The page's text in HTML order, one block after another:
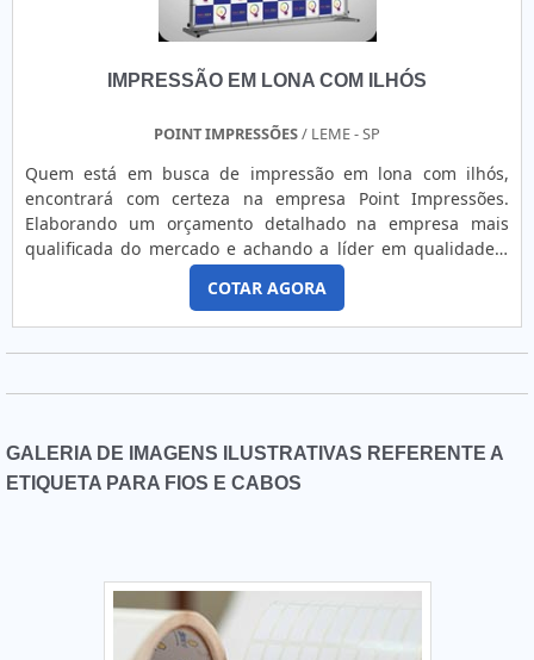
IMPRESSÃO EM LONA COM ILHÓS
POINT IMPRESSÕES/ LEME - SP
Quem está em busca de impressão em lona com ilhós,
encontrará com certeza na empresa Point Impressões.
Elaborando um orçamento detalhado na empresa mais
qualificada do mercado e achando a líder em qualidade.É
importante lembrar que o produto deve ser adquirido com
empresas especializadas. Esse tipo de cuidado ajuda a
garantir a qualidade e assertividade do serviço, além de
evitar prejuízos com imprevistos e execuções mal
desnecessários.UM POUCO MAIS SOBRE IMPRESSÃO EM
com ilhós em uma empresa comprometida com os serviços,
descobre a Point Impressões. A empresa trabalha com
lonas e películas para portas de vidro, oferecendo o que há
tenham ótima qualidade e excelente custo-benefício,
características simples, mas que mostram o
comprometimento da empresa com seus clientes.Existem
COTAR AGORA
GALERIA DE IMAGENS ILUSTRATIVAS REFERENTE A
ETIQUETA PARA FIOS E CABOS